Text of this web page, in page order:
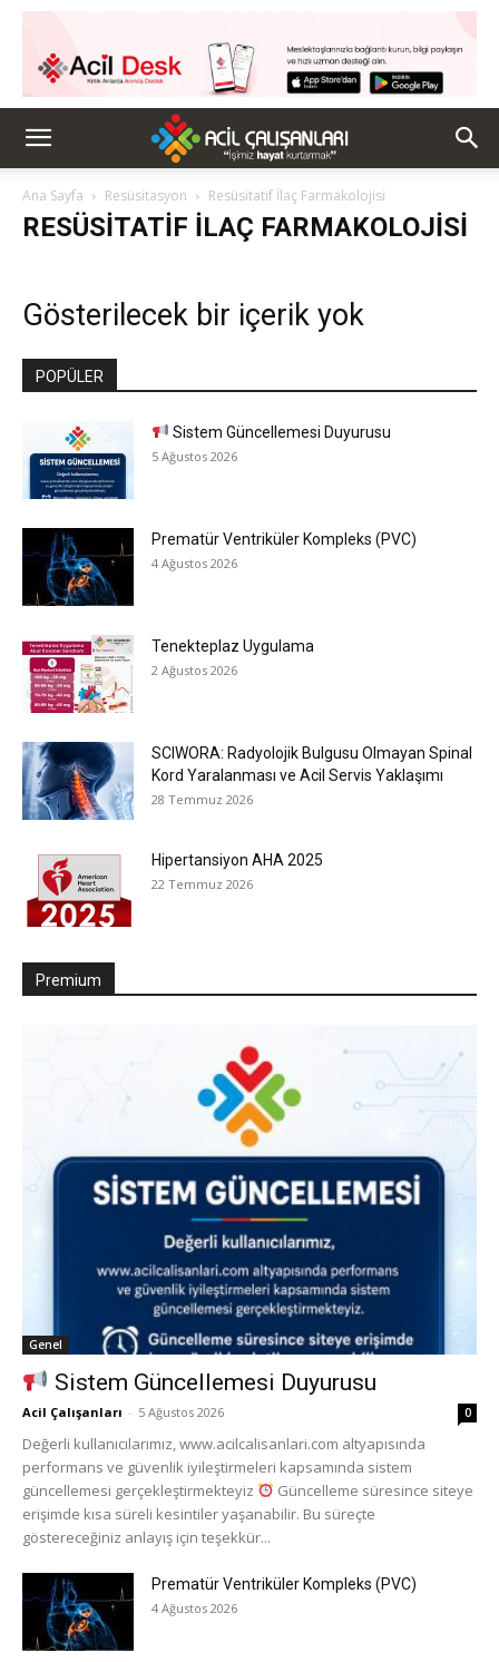
Ana Sayfa Resüsitasyon Resüsitatif İlaç Farmakolojisi
RESÜSITATIF İLAÇ FARMAKOLOJISI
Gösterilecek bir içerik yok
POPÜLER
Sistem Güncellemesi Duyurusu
5 Ağustos 2026
Prematür Ventriküler Kompleks (PVC)
4 Ağustos 2026
Tenekteplaz Uygulama
2 Ağustos 2026
SCIWORA: Radyolojik Bulgusu Olmayan Spinal
Kord Yaralanması ve Acil Servis Yaklaşımı
28 Temmuz 2026
Hipertansiyon AHA 2025
22 Temmuz 2026
Premium
Genel
Sistem Güncellemesi Duyurusu
Acil Çalışanları - 5 Ağustos 2026 0
Değerli kullanıcılarımız, www.acilcalisanlari.com altyapısında
performans ve güvenlik iyileştirmeleri kapsamında sistem
güncellemesi gerçekleştirmekteyiz
Güncelleme süresince siteye
erişimde kısa süreli kesintiler yaşanabilir. Bu süreçte
göstereceğiniz anlayış için teşekkür...
Prematür Ventriküler Kompleks (PVC)
4 Ağustos 2026